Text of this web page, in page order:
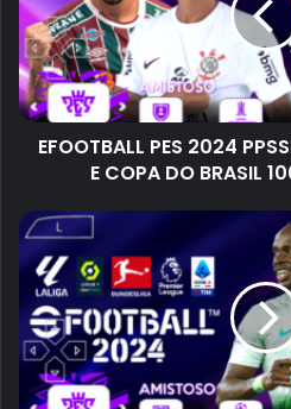
EFOOTBALL PES 2024
E COPA DO BRASIL